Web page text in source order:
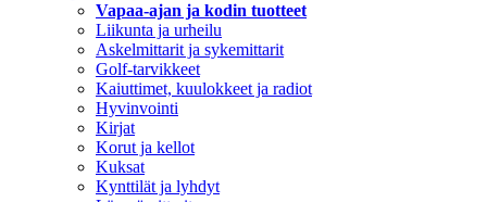
Vapaa-ajan ja kodin tuotteet
Liikunta ja urheilu
Askelmittarit ja sykemittarit
Golf-tarvikkeet
Kaiuttimet, kuulokkeet ja radiot
Hyvinvointi
Kirjat
Korut ja kellot
Kuksat
Kynttilät ja lyhdyt